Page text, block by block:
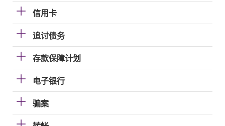
信用卡
追讨债务
存款保障计划
电子银行
骗案